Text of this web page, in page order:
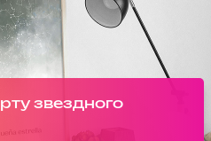
звездного